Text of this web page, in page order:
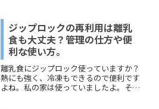
せんでした。今回は管理人のように出し
たいけど何と書いてよいか...
ジップロックの再利用は離乳
食も大丈夫？管理の仕方や便
利な使い方。
離乳食にジップロック使っていますか？
熱にも強く、冷凍もできるので便利です
よね。私の家は使っていましたよ。そこ